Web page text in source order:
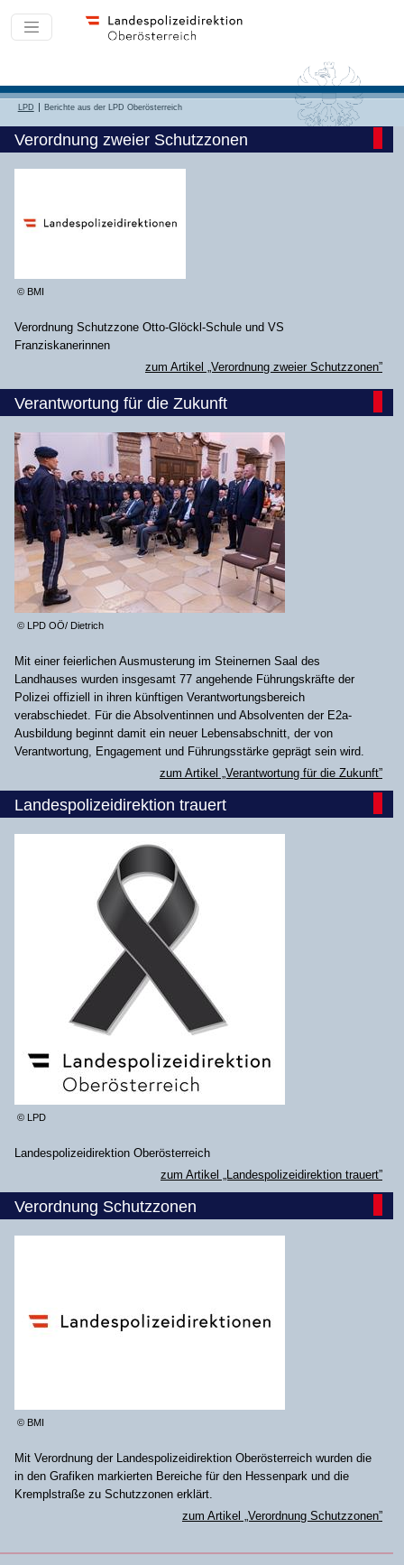
LPD Berichte aus der LPD Oberösterreich
Verordnung zweier Schutzzonen
© BMI
Verordnung Schutzzone Otto-Glöckl-Schule und VS
Franziskanerinnen
zum Artikel „Verordnung zweier Schutzzonen”
Verantwortung für die Zukunft
© LPD OÖ/ Dietrich
Mit einer feierlichen Ausmusterung im Steinernen Saal des
Landhauses wurden insgesamt 77 angehende Führungskräfte der
Polizei offiziell in ihren künftigen Verantwortungsbereich
verabschiedet. Für die Absolventinnen und Absolventen der E2a-
Ausbildung beginnt damit ein neuer Lebensabschnitt, der von
Verantwortung, Engagement und Führungsstärke geprägt sein wird.
zum Artikel „Verantwortung für die Zukunft”
Landespolizeidirektion trauert
© LPD
Landespolizeidirektion Oberösterreich
zum Artikel „Landespolizeidirektion trauert”
Verordnung Schutzzonen
© BMI
Mit Verordnung der Landespolizeidirektion Oberösterreich wurden die
in den Grafiken markierten Bereiche für den Hessenpark und die
Kremplstraße zu Schutzzonen erklärt.
zum Artikel „Verordnung Schutzzonen”